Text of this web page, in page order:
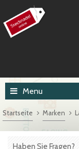
Menu
Startseite Marken
Haben Sie Fragen?